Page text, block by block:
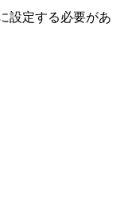
設定する必要があ